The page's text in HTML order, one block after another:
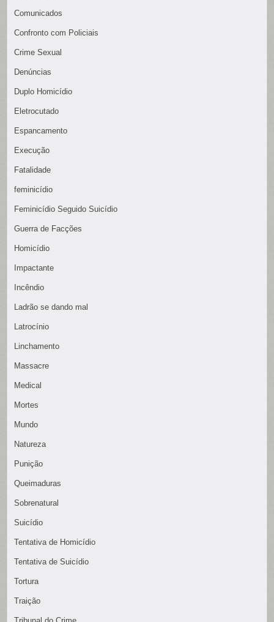
Comunicados
Confronto com Policiais
Crime Sexual
Denúncias
Duplo Homicídio
Eletrocutado
Espancamento
Execução
Fatalidade
feminicídio
Feminicídio Seguido Suicídio
Guerra de Facções
Homicídio
Impactante
Incêndio
Ladrão se dando mal
Latrocínio
Linchamento
Massacre
Medical
Mortes
Mundo
Natureza
Punição
Queimaduras
Sobrenatural
Suicídio
Tentativa de Homicídio
Tentativa de Suicídio
Tortura
Traição